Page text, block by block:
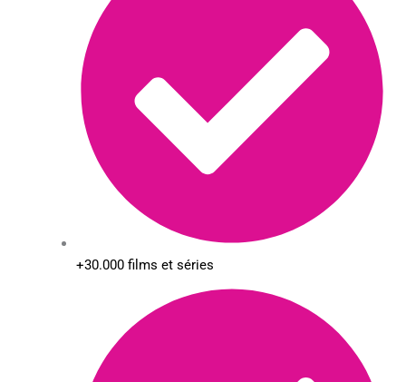
+30.000 films et séries